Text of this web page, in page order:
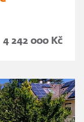
4 242 000 Kč